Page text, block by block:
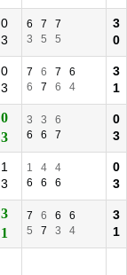
0
3
6 7
7
3
5 5
3
0
0
3
7 6 7
6
6
7 6 4
3
1
0
3
3 3
6
6
6 7
0
3
1
3
1 4
4
6
6 6
0
3
3
1
7 6 6
6
5
7 3 4
3
1